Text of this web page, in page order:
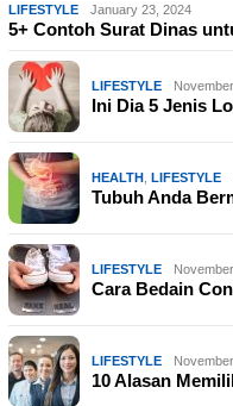
LIFESTYLE January 23, 2024
5+ Contoh Surat Dinas
LIFESTYLE
Ini Dia 5 Jenis
HEALTH LIFESTYLE
Tubuh Anda
LIFESTYLE
Cara Bedain
LIFESTYLE
10 Alasan